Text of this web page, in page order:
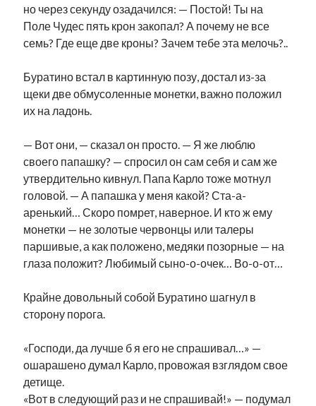
но через секунду озадачился: — Постой! Ты на
Поле Чудес пять крон закопал? А почему не все
семь? Где еще две кроны? Зачем тебе эта мелочь?..
Буратино встал в картинную позу, достал из-за
щеки две обмусоленные монетки, важно положил
их на ладонь.
— Вот они, — сказал он просто. — Я же люблю
своего папашку? — спросил он сам себя и сам же
утвердительно кивнул. Папа Карло тоже мотнул
головой. — А папашка у меня какой? Ста-а-
аренький… Скоро помрет, наверное. И кто ж ему
монетки — не золотые червонцы или талеры
паршивые, а как положено, медяки позорные — на
глаза положит? Любимый сыно-о-очек… Во-о-от…
Крайне довольный собой Буратино шагнул в
сторону порога.
«Господи, да лучше б я его не спрашивал…» —
ошарашено думал Карло, провожая взглядом свое
детище.
«Вот в следующий раз и не спрашивай!» — подумал